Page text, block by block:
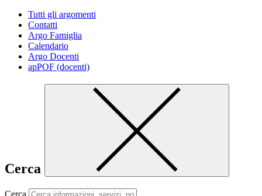
Tutti gli argomenti
Contatti
Argo Famiglia
Calendario
Argo Docenti
apPOF (docenti)
Cerca
Cerca